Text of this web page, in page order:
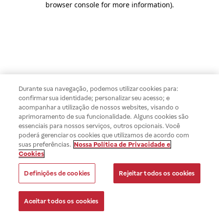
browser console for more information).
Durante sua navegação, podemos utilizar cookies para:
confirmar sua identidade; personalizar seu acesso; e
acompanhar a utilização de nossos websites, visando o
aprimoramento de sua funcionalidade. Alguns cookies são
essenciais para nossos serviços, outros opcionais. Você
poderá gerenciar os cookies que utilizamos de acordo com
suas preferências. Nossa Política de Privacidade e
Cookies
Definições de cookies Rejeitar todos os cookies
Aceitar todos os cookies